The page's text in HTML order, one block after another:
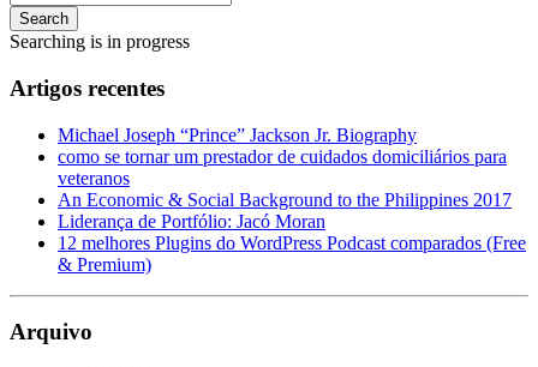
Search
Searching is in progress
Artigos recentes
Michael Joseph “Prince” Jackson Jr. Biography
como se tornar um prestador de cuidados domiciliários para
veteranos
An Economic & Social Background to the Philippines 2017
Liderança de Portfólio: Jacó Moran
12 melhores Plugins do WordPress Podcast comparados (Free
& Premium)
Arquivo